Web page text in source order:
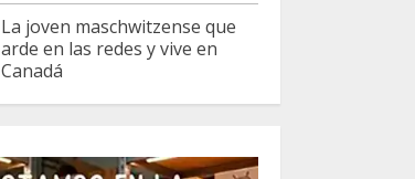
La joven maschwitzense que
arde en las redes y vive en
Canadá